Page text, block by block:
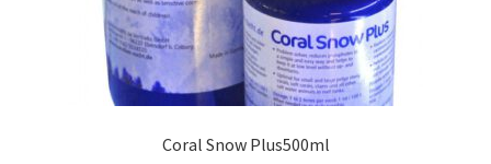
Coral Snow Plus500ml